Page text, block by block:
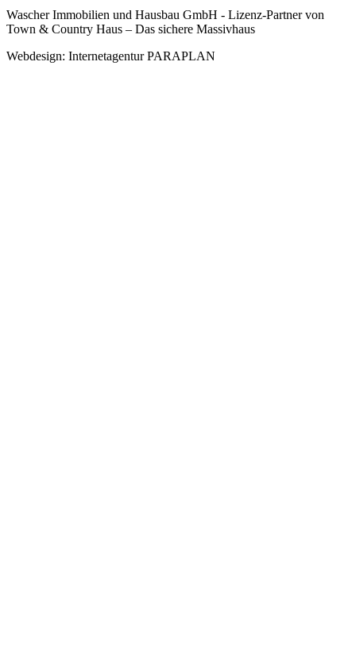
Wascher Immobilien und Hausbau GmbH - Lizenz-Partner von
Town & Country Haus – Das sichere Massivhaus
Webdesign: Internetagentur PARAPLAN